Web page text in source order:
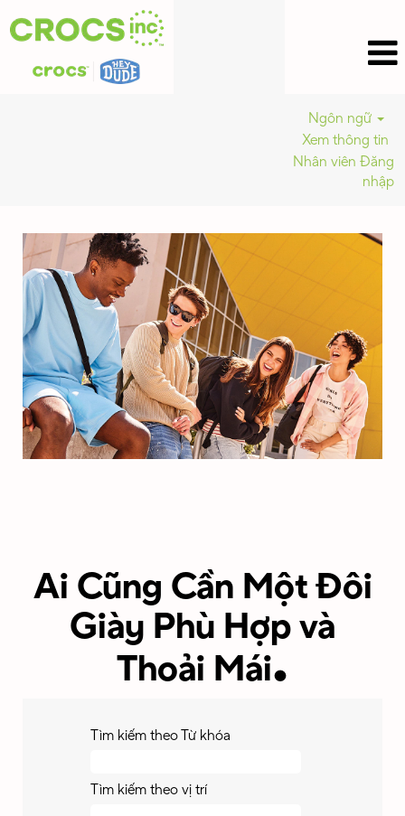
Ngôn ngữ
Xem thông tin
Nhân viên Đăng
nhập
Ai Cũng Cần Một Đôi
Giày Phù Hợp và
Thoải Mái.
Tìm kiếm theo Từ khóa
Tìm kiếm theo vị trí